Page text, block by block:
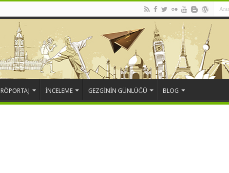
RÖPORTAJ İNCELEME GEZGİNİN GÜNLÜĞÜ BLOG